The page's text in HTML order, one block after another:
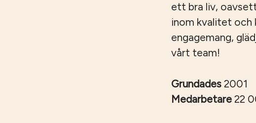
ett bra liv,
inom kvalitet och
engagemang,
vårt team!
Grundades 2001
Medarbetare 22